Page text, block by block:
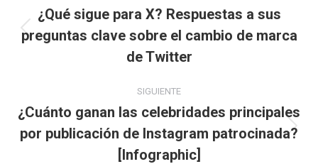
entre
publicacionesPublicación
anterior:
¿Qué sigue para X? Respuestas a sus
preguntas clave sobre el cambio de marca
de Twitter
SIGUIENTE
Publicación
siguiente:
¿Cuánto ganan las celebridades principales
por publicación de Instagram patrocinada?
[Infographic]